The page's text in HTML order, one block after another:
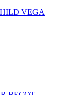
VEGA